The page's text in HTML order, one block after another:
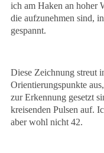
ich am Haken an hoher
die aufzunehmen sind,
gespannt.
Diese Zeichnung streut
Orientierungspunkte
zur Erkennung gesetzt
kreisenden Pulsen auf.
aber wohl nicht 42.